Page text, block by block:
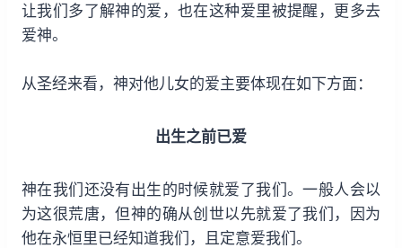
让我们多了解神的爱，也在这种爱里被提醒，更多去
爱神。
从圣经来看，神对他儿女的爱主要体现在如下方面：
出生之前已爱
神在我们还没有出生的时候就爱了我们。一般人会以
为这很荒唐，但神的确从创世以先就爱了我们，因为
他在永恒里已经知道我们，且定意爱我们。